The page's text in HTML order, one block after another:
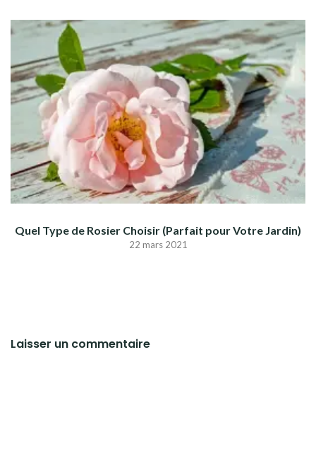
Quel Type de Rosier Choisir (Parfait pour Votre Jardin)
22 mars 2021
Laisser un commentaire